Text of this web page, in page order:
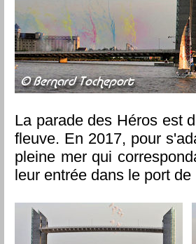
La parade des Héros est
fleuve. En 2017, pour
pleine mer qui
leur entrée dans le port